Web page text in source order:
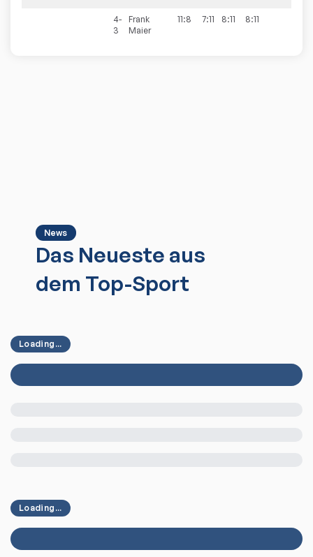
4-
3
Frank
Maier
11:8 7:11 8:11 8:11
News
Das Neueste aus
dem Top-Sport
Loading...
Loading...